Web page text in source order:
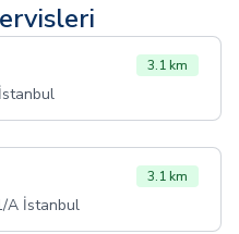
3.1 km
3.1 km
A İstanbul